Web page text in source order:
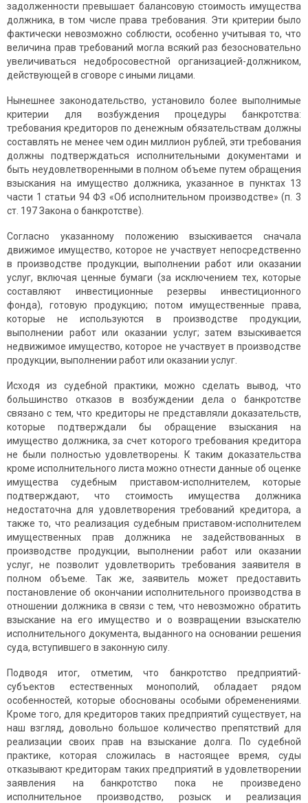
задолженности превышает балансовую стоимость имущества
должника, в том числе права требования. Эти критерии было
фактически невозможно соблюсти, особенно учитывая то, что
величина прав требований могла всякий раз безосновательно
увеличиваться недобросовестной организацией-должником,
действующей в сговоре с иными лицами.
Нынешнее законодательство, установило более выполнимые
критерии для возбуждения процедуры банкротства:
требования кредиторов по денежным обязательствам должны
составлять не менее чем один миллион рублей, эти требования
должны подтверждаться исполнительными документами и
быть неудовлетворенными в полном объеме путем обращения
взыскания на имущество должника, указанное в пунктах 13
части 1 статьи 94 ФЗ «Об исполнительном производстве» (п. 3
ст. 197 Закона о банкротстве).
Согласно указанному положению взыскивается сначала
движимое имущество, которое не участвует непосредственно
в производстве продукции, выполнении работ или оказании
услуг, включая ценные бумаги (за исключением тех, которые
составляют инвестиционные резервы инвестиционного
фонда), готовую продукцию; потом имущественные права,
которые не используются в производстве продукции,
выполнении работ или оказании услуг; затем взыскивается
недвижимое имущество, которое не участвует в производстве
продукции, выполнении работ или оказании услуг.
Исходя из судебной практики, можно сделать вывод, что
большинство отказов в возбуждении дела о банкротстве
связано с тем, что кредиторы не представляли доказательств,
которые подтверждали бы обращение взыскания на
имущество должника, за счет которого требования кредитора
не были полностью удовлетворены. К таким доказательства
кроме исполнительного листа можно отнести данные об оценке
имущества судебным приставом-исполнителем, которые
подтверждают, что стоимость имущества должника
недостаточна для удовлетворения требований кредитора, а
также то, что реализация судебным приставом-исполнителем
имущественных прав должника не задействованных в
производстве продукции, выполнении работ или оказании
услуг, не позволит удовлетворить требования заявителя в
полном объеме. Так же, заявитель может предоставить
постановление об окончании исполнительного производства в
отношении должника в связи с тем, что невозможно обратить
взыскание на его имущество и о возвращении взыскателю
исполнительного документа, выданного на основании решения
суда, вступившего в законную силу.
Подводя итог, отметим, что банкротство предприятий-
субъектов естественных монополий, обладает рядом
особенностей, которые обоснованы особыми обременениями.
Кроме того, для кредиторов таких предприятий существует, на
наш взгляд, довольно большое количество препятствий для
реализации своих прав на взыскание долга. По судебной
практике, которая сложилась в настоящее время, суды
отказывают кредиторам таких предприятий в удовлетворении
заявления на банкротство пока не произведено
исполнительное производство, розыск и реализация